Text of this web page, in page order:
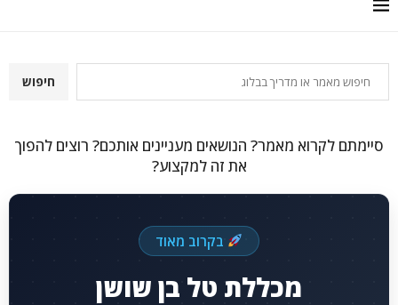
חיפוש
סיימתם לקרוא מאמר? הנושאים מעניינים אותכם? רוצים להפוך
את זה למקצוע?
בקרוב מאוד
מכללת טל בן שושן